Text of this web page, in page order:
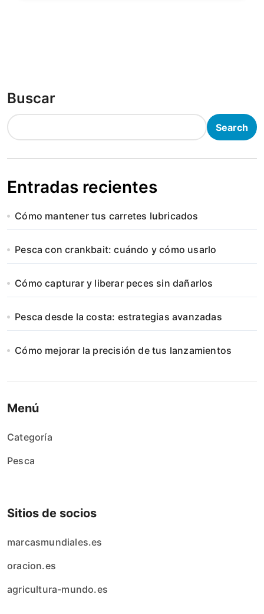
Buscar
Search
Entradas recientes
Cómo mantener tus carretes lubricados
Pesca con crankbait: cuándo y cómo usarlo
Cómo capturar y liberar peces sin dañarlos
Pesca desde la costa: estrategias avanzadas
Cómo mejorar la precisión de tus lanzamientos
Menú
Categoría
Pesca
Sitios de socios
marcasmundiales.es
oracion.es
agricultura-mundo.es